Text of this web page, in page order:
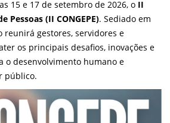
15 e 17 de setembro de 2026, o II
Pessoas (II CONGEPE). Sediado em
reunirá gestores, servidores e
os principais desafios, inovações e
o desenvolvimento humano e
público.